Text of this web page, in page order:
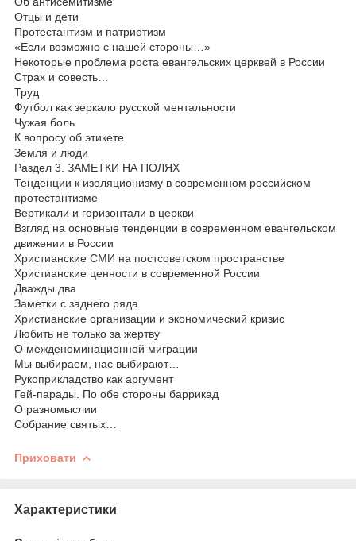
Отцы и дети
Протестантизм и патриотизм
«Если возможно с нашей стороны…»
Некоторые проблема роста евангельских церквей в России
Страх и совесть…
Труд
Футбол как зеркало русской ментальности
Чужая боль
К вопросу об этикете
Земля и люди
Раздел 3. ЗАМЕТКИ НА ПОЛЯХ
Тенденции к изоляционизму в современном российском
протестантизме
Вертикали и горизонтали в церкви
Взгляд на основные тенденции в современном евангельском
движении в России
Христианские СМИ на постсоветском пространстве
Христианские ценности в современной России
Дважды два
Заметки с заднего ряда
Христианские организации и экономический кризис
Любить не только за жертву
О межденоминационной миграции
Мы выбираем, нас выбирают…
Рукоприкладство как аргумент
Гей-парады. По обе стороны баррикад
О разномыслии
Собрание святых…
Приховати
Характеристики